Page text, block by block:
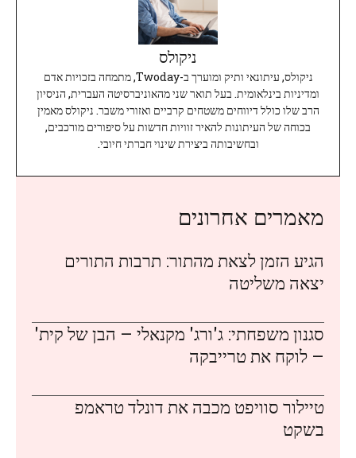
ניקולס
ניקולס, עיתונאי ותיק ומוערך ב-Twoday, מתמחה בזכויות אדם
ומדיניות בינלאומית. בעל תואר שני מהאוניברסיטה העברית, הניסיון
הרב שלו כולל דיווחים משטחים קרביים ואזורי משבר. ניקולס מאמין
בכוחה של העיתונות להאיר זוויות חדשות על סיפורים מורכבים,
ובחשיבותה ביצירת שינוי חברתי חיובי.
מאמרים אחרונים
הגיע הזמן לצאת מהתור: תרבות התורים
יצאה משליטה
סגנון משפחתי: ג'ורג' מקנאלי – הבן של קית'
– לוקח את טרייבקה
טיילור סוויפט מכבה את דונלד טראמפ
בשקט